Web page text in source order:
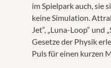
im Spielpark auch, sie
keine Simulation.
Jet“, „Luna-Loop“ und
Gesetze der Physik
Puls für einen kurzen